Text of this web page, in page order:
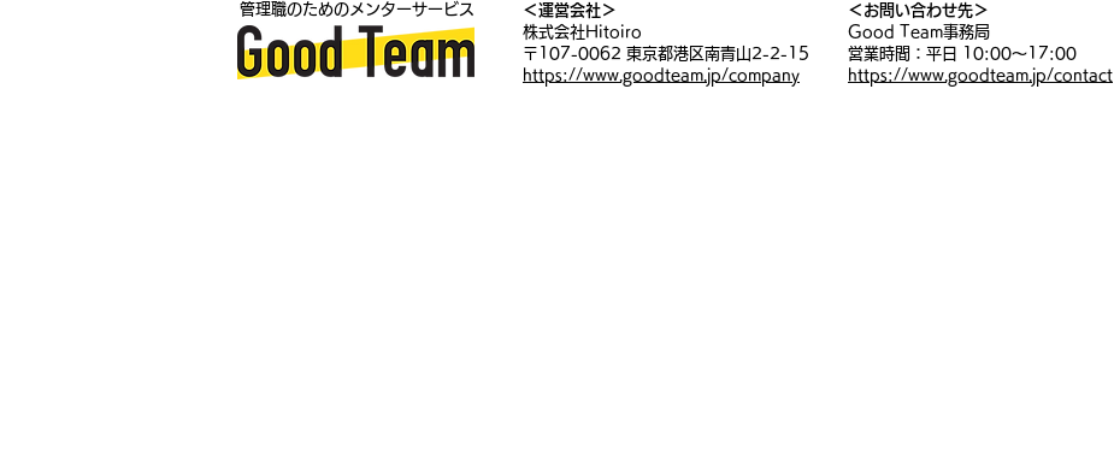
管理職ベーシック勉強会 マネジメント研究会 Good PASS入会特典
管理職のためのメンターサービス
＜運営会社＞
株式会社Hitoiro
〒107-0062 東京都港区南青山2-2-15
https://www.goodteam.jp/company
＜お問い合わせ先＞
Good Team事務局
営業時間：平日 10:00〜17:00
https://www.goodteam.jp/contact